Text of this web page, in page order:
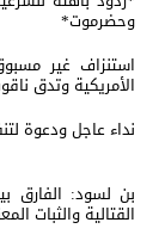
وحضرموت*
استنزاف غير
الأمريكية وتدق
نداء عاجل ودعوة
بن لسود: الفارق
القتالية والثبات